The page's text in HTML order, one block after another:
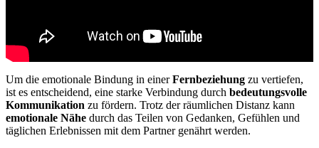
Um die emotionale Bindung in einerFernbeziehung zu vertiefen,
ist es entscheidend, eine starke Verbindung durch bedeutungsvolle
Kommunikation zu fördern. Trotz der räumlichen Distanz kann
emotionale Nähe durch das Teilen von Gedanken, Gefühlen und
täglichen Erlebnissen mit dem Partner genährt werden.